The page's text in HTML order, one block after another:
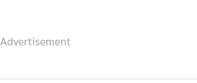
Advertisement